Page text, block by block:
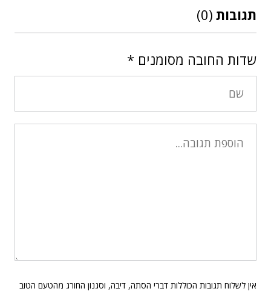
תגובות (0)
שדות החובה מסומנים *
אין לשלוח תגובות הכוללות דברי הסתה, דיבה, וסגנון החורג מהטעם הטוב